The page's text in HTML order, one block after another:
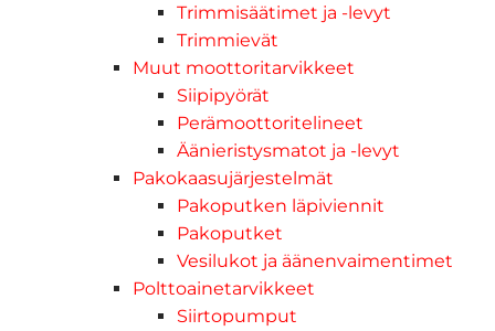
Trimmisäätimet ja -levyt
Trimmievät
Muut moottoritarvikkeet
Siipipyörät
Perämoottoritelineet
Äänieristysmatot ja -levyt
Pakokaasujärjestelmät
Pakoputken läpiviennit
Pakoputket
Vesilukot ja äänenvaimentimet
Polttoainetarvikkeet
Siirtopumput